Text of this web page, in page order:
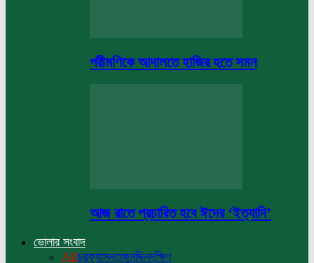
পরীমণিকে আদালতে হাজির হতে সমন
আজ রাতে প্রচারিত হবে ঈদের ‘ইত্যাদি’
ভোলার সংবাদ
Allচরফ্যাসনতজুমদ্দিনদক্ষিণ